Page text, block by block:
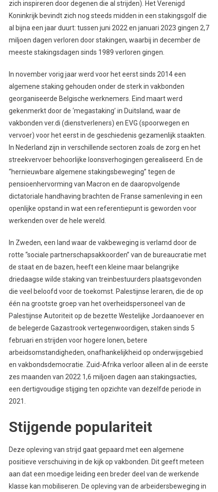
zich inspireren door degenen die al strijden). Het Verenigd
Koninkrijk bevindt zich nog steeds midden in een stakingsgolf die
al bijna een jaar duurt: tussen juni 2022 en januari 2023 gingen 2,7
miljoen dagen verloren door stakingen, waarbij in december de
meeste stakingsdagen sinds 1989 verloren gingen.
In november vorig jaar werd voor het eerst sinds 2014 een
algemene staking gehouden onder de sterk in vakbonden
georganiseerde Belgische werknemers. Eind maart werd
gekenmerkt door de ‘megastaking’ in Duitsland, waar de
vakbonden ver.di (dienstverleners) en EVG (spoorwegen en
vervoer) voor het eerst in de geschiedenis gezamenlijk staakten.
In Nederland zijn in verschillende sectoren zoals de zorg en het
streekvervoer behoorlijke loonsverhogingen gerealiseerd. En de
“hernieuwbare algemene stakingsbeweging” tegen de
pensioenhervorming van Macron en de daaropvolgende
dictatoriale handhaving brachten de Franse samenleving in een
openlijke opstand in wat een referentiepunt is geworden voor
werkenden over de hele wereld.
In Zweden, een land waar de vakbeweging is verlamd door de
rotte “sociale partnerschapsakkoorden” van de bureaucratie met
de staat en de bazen, heeft een kleine maar belangrijke
driedaagse wilde staking van treinbestuurders plaatsgevonden
die veel beloofd voor de toekomst. Palestijnse leraren, die de op
één na grootste groep van het overheidspersoneel van de
Palestijnse Autoriteit op de bezette Westelijke Jordaanoever en
de belegerde Gazastrook vertegenwoordigen, staken sinds 5
februari en strijden voor hogere lonen, betere
arbeidsomstandigheden, onafhankelijkheid op onderwijsgebied
en vakbondsdemocratie. Zuid-Afrika verloor alleen al in de eerste
zes maanden van 2022 1,6 miljoen dagen aan stakingsacties,
een dertigvoudige stijging ten opzichte van dezelfde periode in
2021.
Stijgende populariteit
Deze opleving van strijd gaat gepaard met een algemene
positieve verschuiving in de kijk op vakbonden. Dit geeft meteen
aan dat een moedige leiding een breder deel van de werkende
klasse kan mobiliseren. De opleving van de arbeidersbeweging in